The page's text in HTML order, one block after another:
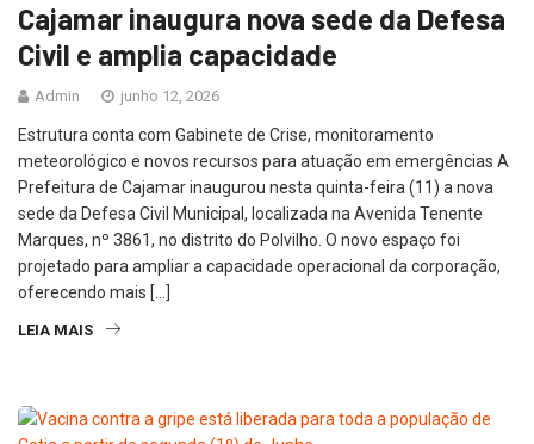
Cajamar inaugura nova sede da Defesa
Civil e amplia capacidade
Admin junho 12, 2026
Estrutura conta com Gabinete de Crise, monitoramento
meteorológico e novos recursos para atuação em emergências A
Prefeitura de Cajamar inaugurou nesta quinta-feira (11) a nova
sede da Defesa Civil Municipal, localizada na Avenida Tenente
Marques, nº 3861, no distrito do Polvilho. O novo espaço foi
projetado para ampliar a capacidade operacional da corporação,
oferecendo mais […]
LEIA MAIS